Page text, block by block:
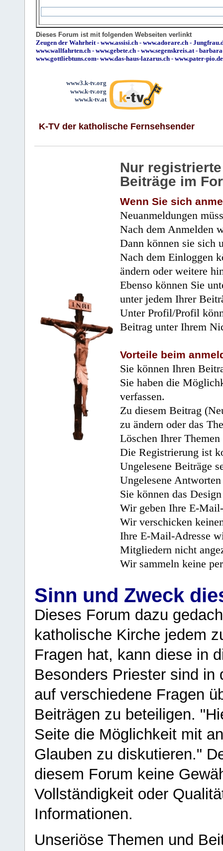
Dieses Forum ist mit folgenden Webseiten verlinkt
Zeugen der Wahrheit - www.assisi.ch - www.adorare.ch -
www.wallfahrten.ch - www.gebete.ch - www.segenskreis.at -
www.gottliebtuns.com- www.das-haus-lazarus.ch - www.pater-pio.de
www3.k-tv.org
www.k-tv.org
www.k-tv.at
K-TV der katholische Fernsehsender
Nur
Beiträge im
Wenn Sie sich
Neuanmeldungen
Nach dem Anmelden
Dann können sie sich
Nach dem Einloggen
ändern oder weitere
Ebenso können Sie
unter jedem Ihrer
Unter Profil/Profil
Beitrag unter Ihrem
Vorteile beim
Sie können Ihren
Sie haben die
verfassen.
Zu diesem Beitrag
zu ändern oder das
Löschen Ihrer
Die Registrierung ist
Ungelesene Beiträge
Ungelesene
Sie können das
Wir geben Ihre E-
Wir verschicken
Ihre E-Mail-Adresse
Mitgliedern nicht
Wir sammeln keine
Sinn und Zweck
Dieses Forum dazu
katholische Kirche jedem
Fragen hat, kann diese in
Besonders Priester sind in
auf verschiedene Fragen
Beiträgen zu beteiligen.
Seite die Möglichkeit mit
Glauben zu diskutieren."
diesem Forum keine
Vollständigkeit oder
Informationen.
Unseriöse Themen und